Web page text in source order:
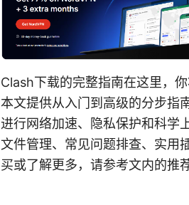
Clash下载的完整指南在这里，
本文提供从入门到高级的分步指
进行网络加速、隐私保护和科学
文件管理、常见问题排查、实用
买或了解更多，请参考文内的推